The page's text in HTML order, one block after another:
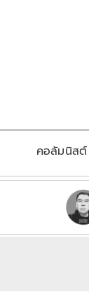
คอลัมนิสต์